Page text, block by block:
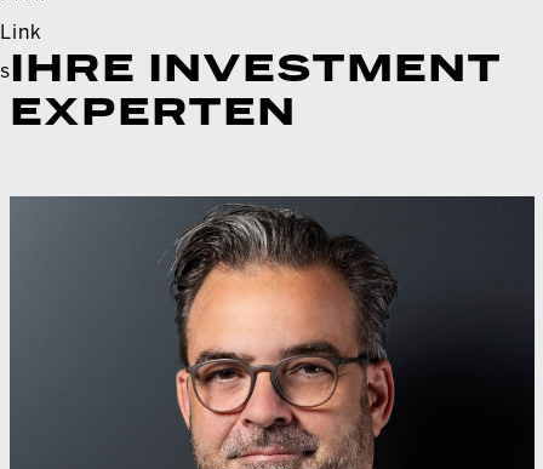
IHRE INVESTMENT
EXPERTEN